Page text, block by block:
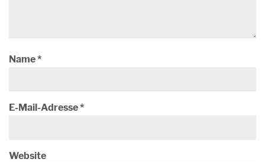
Name*
E-Mail-Adresse*
Website